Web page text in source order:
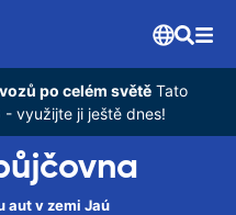
po celém světě Tato
využijte ji ještě dnes!
aut v zemi Jaú